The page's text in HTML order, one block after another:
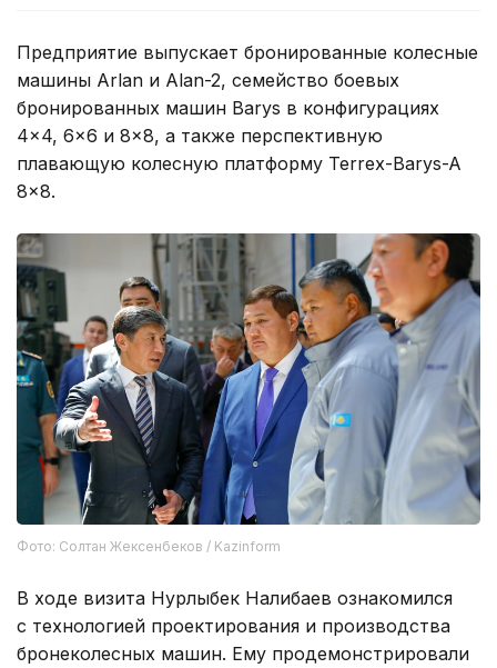
Предприятие выпускает бронированные колесные
машины Arlan и Alan-2, семейство боевых
бронированных машин Barys в конфигурациях
4×4, 6×6 и 8×8, а также перспективную
плавающую колесную платформу Terrex-Barys-A
8×8.
Фото: Солтан Жексенбеков / Kazinform
В ходе визита Нурлыбек Налибаев ознакомился
с технологией проектирования и производства
бронеколесных машин. Ему продемонстрировали